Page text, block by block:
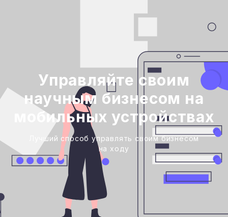
Управляйте своим
научным бизнесом на
мобильных устройствах
Лучший способ управлять своим бизнесом
на ходу